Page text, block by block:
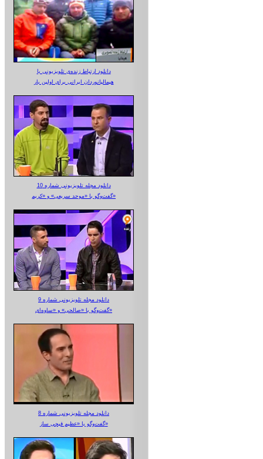
دانلود ارتباط زنده‌ی تلویزیونی‌ با
هیمالیانوردان ایرانی برای اولین بار
دانلود مجله تلویزیونی شماره 10
گفت‌وگو با «موحد سریعی» و «کریم»
دانلود مجله تلویزیونی شماره 9
گفت‌وگو با «صالحی» و «ساوه‌ای»
دانلود مجله تلویزیونی شماره 8
گفت‌وگو با «عظیم قیچی ساز»